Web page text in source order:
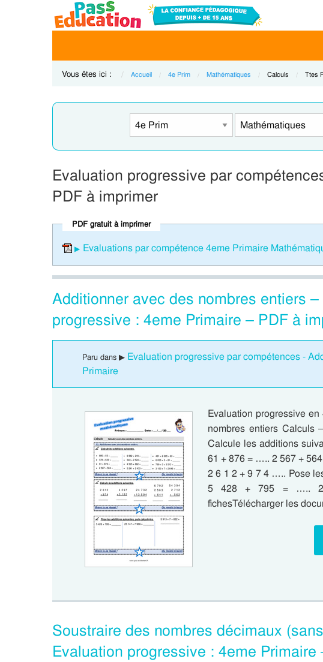
Vous êtes ici : Accueil 4e Prim Mathématiques Current:
Calculs Ttes
Evaluation progressive par
PDF à imprimer
PDF gratuit à imprimer
Evaluations par compétence 4eme Primaire
Additionner avec des nombres entiers
progressive : 4eme Primaire – PDF à
Paru dans ▶ Evaluation progressive par compétences -
Primaire
Evaluation progressive
nombres entiers Calculs
Calcule les additions
61 + 876 = ….. 2 567 +
2 6 1 2 + 9 7 4 ….. Pose
5 428 + 795 = …..
fichesTélécharger les
Soustraire des nombres décimaux
Evaluation progressive : 4eme Primaire